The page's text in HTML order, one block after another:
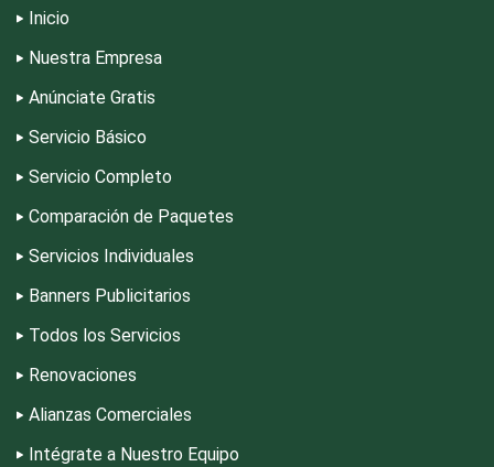
Depósitos Dentales
Dermatólogos
Desarrollo de Software
Desperdicios Industriales
Inicio
Nuestra Empresa
Anúnciate Gratis
Servicio Básico
Servicio Completo
Comparación de Paquetes
Servicios Individuales
Banners Publicitarios
Todos los Servicios
Renovaciones
Alianzas Comerciales
Intégrate a Nuestro Equipo